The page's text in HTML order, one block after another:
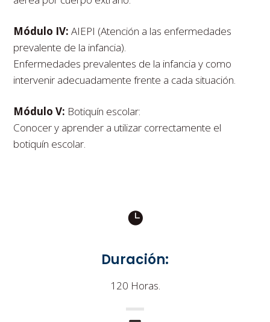
Módulo IV: AIEPI (Atención a las enfermedades
prevalente de la infancia).
Enfermedades prevalentes de la infancia y como
intervenir adecuadamente frente a cada situación.
Módulo V: Botiquín escolar:
Conocer y aprender a utilizar correctamente el
botiquín escolar.
Duración:
120 Horas.